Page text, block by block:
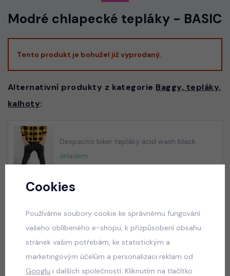
Modré chlapecké tepláky - BASIC
Tento produkt je bohužel již vyprodaný.
Alternativní produkty z kategorie Baggy, tepláky,
kalhoty:
Despacito biker tepláky acid wash black
skladem
Cookies
Používáme soubory cookie ke správnému fungování
vašeho oblíbeného e-shopu, k přizpůsobení obsahu
stránek vašim potřebám, ke statistickým a
marketingovým účelům a personalizaci reklam od
Googlu i dalších společností. Kliknutím na tlačítko